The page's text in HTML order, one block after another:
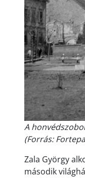
A
(Forrás:
Zala György
második